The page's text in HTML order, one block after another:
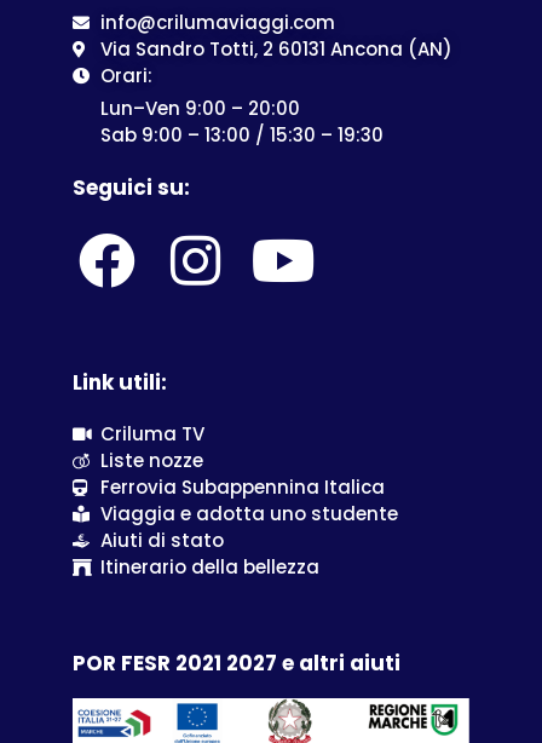
info@crilumaviaggi.com
Via Sandro Totti, 2 60131 Ancona (AN)
Orari:
Lun–Ven 9:00 – 20:00
Sab 9:00 – 13:00 / 15:30 – 19:30
Seguici su:
Link utili:
Criluma TV
Liste nozze
Ferrovia Subappennina Italica
Viaggia e adotta uno studente
Aiuti di stato
Itinerario della bellezza
POR FESR 2021 2027 e altri aiuti